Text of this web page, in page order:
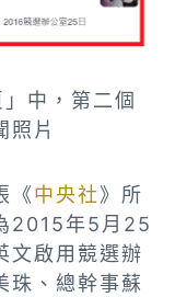
中，第二個
照片
《中央社》所
2015年5月25
文啟用競選辦
珠、總幹事蘇